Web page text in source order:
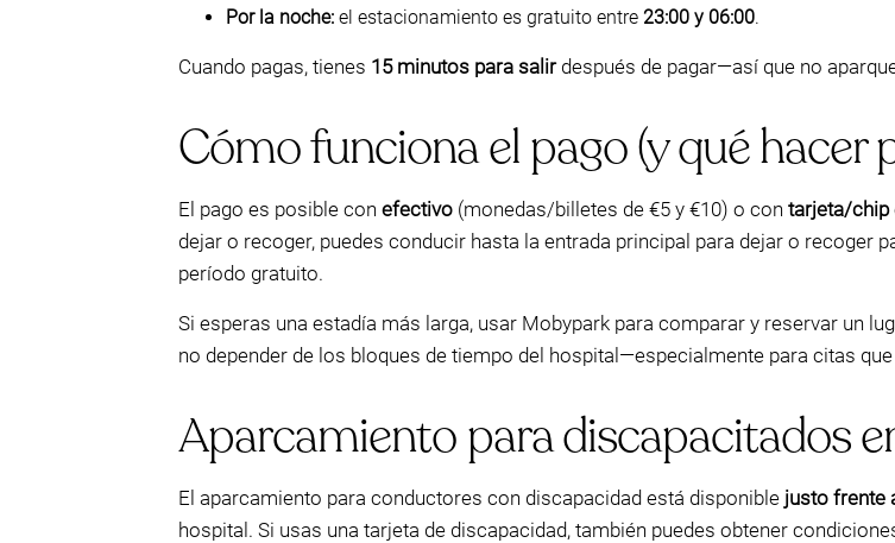
Por la noche: el estacionamiento es gratuito entre 23:00 y 06:00.
Cuando pagas, tienes 15 minutos para salirdespués de pagar—así que no
Cómo funciona el pago (y qué hacer
El pago es posible con efectivo (monedas/billetes de €5 y €10) o con tarjeta/chip
dejar o recoger, puedes conducir hasta la entrada principal para dejar o recoger
período gratuito.
Si esperas una estadía más larga, usar Mobypark para comparar y reservar un
no depender de los bloques de tiempo del hospital—especialmente para citas
Aparcamiento para discapacitados
El aparcamiento para conductores con discapacidad está disponible justo frente
hospital. Si usas una tarjeta de discapacidad, también puedes obtener